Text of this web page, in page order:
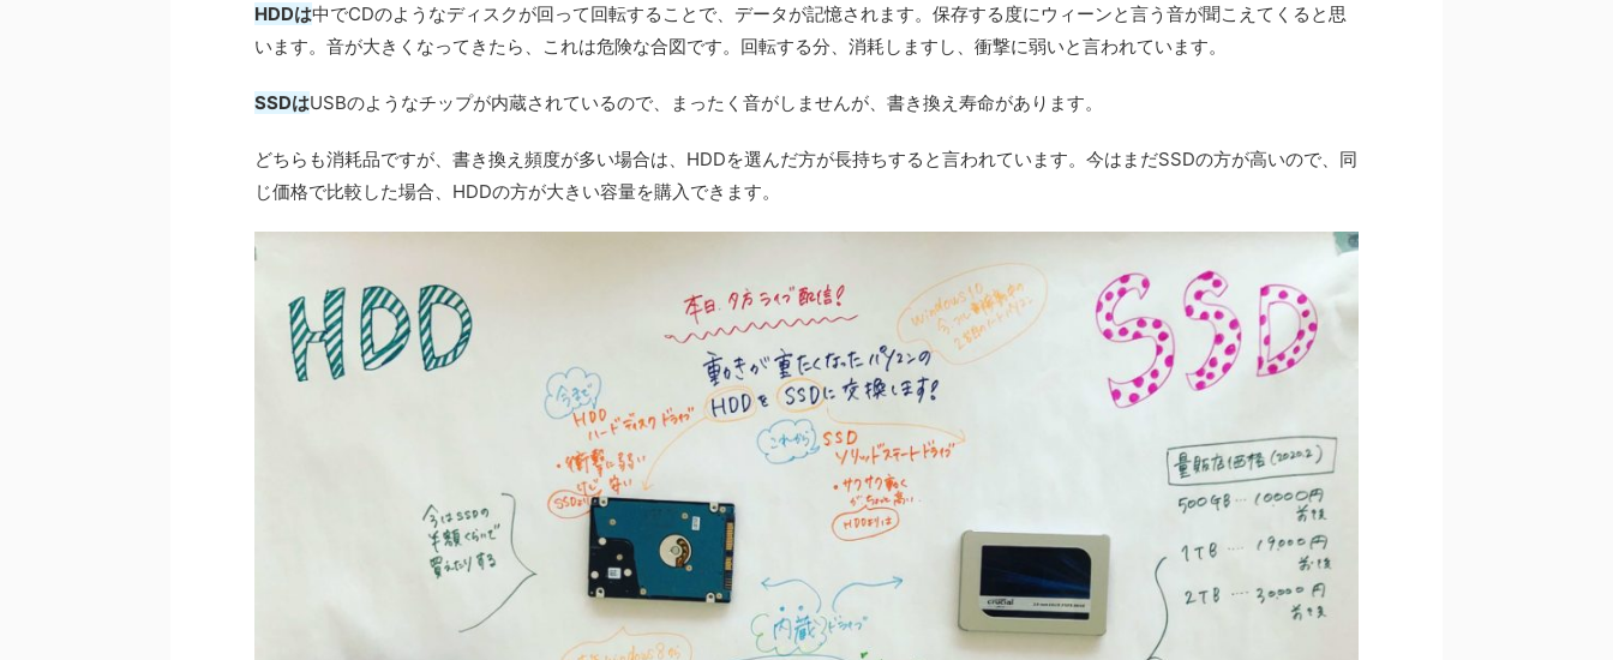
HDDは中でCDのようなディスクが回って回転することで、データが記憶されます。保存する度にウィーンと言う音が聞こえてくると思
います。音が大きくなってきたら、これは危険な合図です。回転する分、消耗しますし、衝撃に弱いと言われています。
SSDはUSBのようなチップが内蔵されているので、まったく音がしませんが、書き換え寿命があります。
どちらも消耗品ですが、書き換え頻度が多い場合は、HDDを選んだ方が長持ちすると言われています。今はまだSSDの方が高いので、同
じ価格で比較した場合、HDDの方が大きい容量を購入できます。